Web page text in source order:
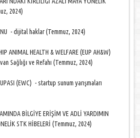
2024)
- dijital haklar (Temmuz, 2024)
ANIMAL HEALTH & WELFARE (EUP AH&W)
Sağlığı ve Refahı (Temmuz, 2024)
(EWC) - startup sunum yarışmaları
BİLGİYE ERİŞİM VE ADLİ YARDIMIN
STK HİBELERİ (Temmuz, 2024)